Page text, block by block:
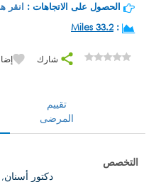
الحصول على الاتجاهات : انقر
:
33.2 Miles
شارك
تقييم
المرضى
التخصص
دكتور أسنان,